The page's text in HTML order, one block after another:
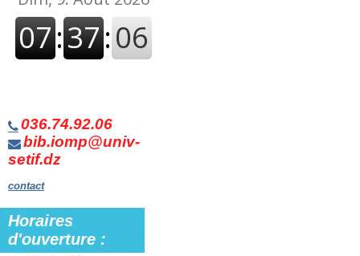
036.74.92.06
bib.iomp@univ-
setif.dz
contact
Horaires
d'ouverture :